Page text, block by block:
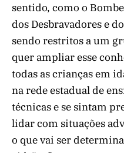
sentido, como o
dos Desbravadores e
sendo restritos a um
quer ampliar esse
todas as crianças em
na rede estadual de
técnicas e se sintam
lidar com situações
o que vai ser